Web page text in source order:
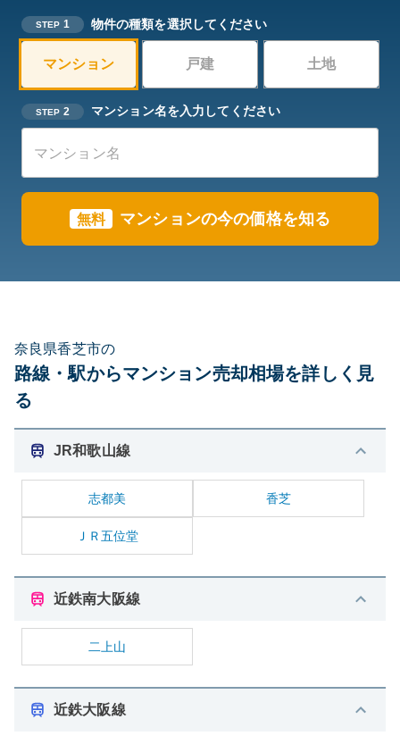
STEP 1 物件の種類を選択してください
マンション 戸建 土地
STEP 2 マンション名を入力してください
無料 マンションの今の価格を知る
奈良県香芝市の
路線・駅からマンション売却相場を詳しく見
る
JR和歌山線
志都美 香芝
ＪＲ五位堂
近鉄南大阪線
二上山
近鉄大阪線